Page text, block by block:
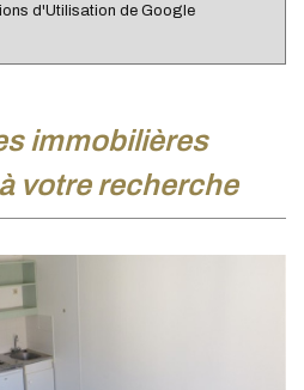
d'Utilisation de Google
votre recherche